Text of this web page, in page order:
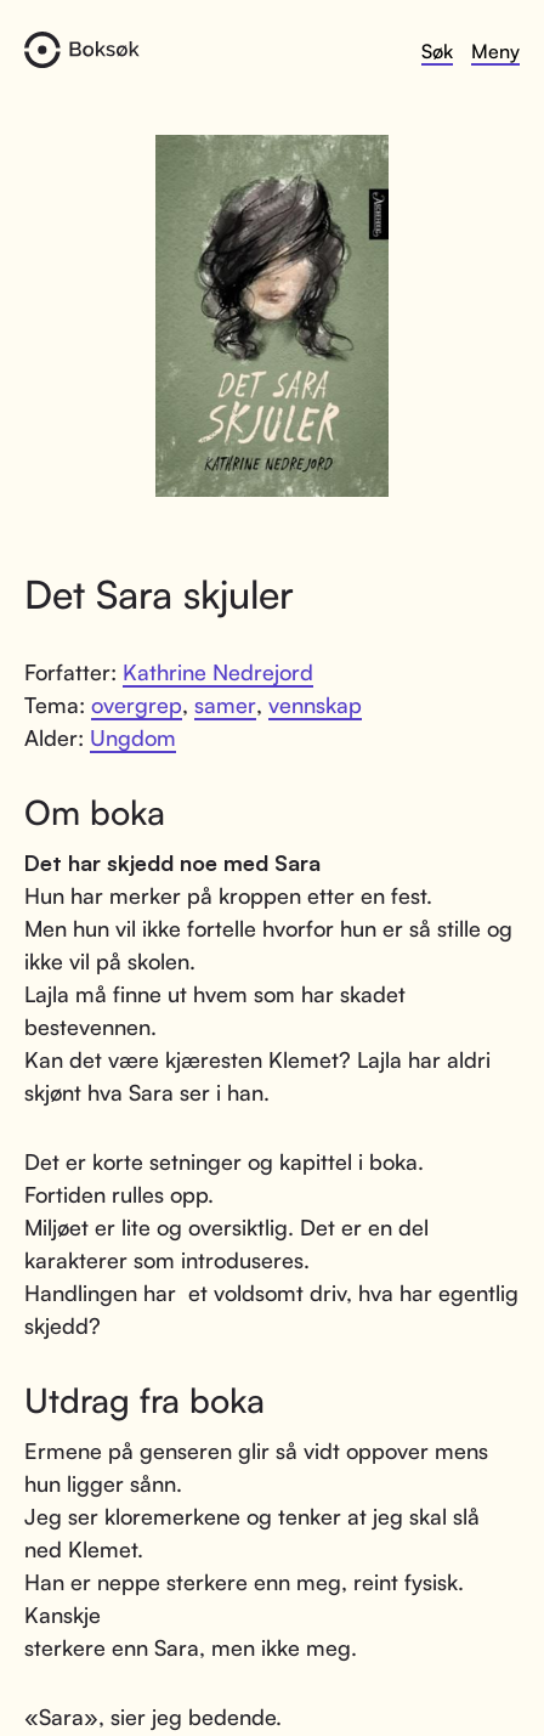
Søk Meny
Det Sara skjuler
Forfatter: Kathrine Nedrejord
Tema: overgrep, samer, vennskap
Alder: Ungdom
Om boka
Det har skjedd noe med Sara
Hun har merker på kroppen etter en fest.
Men hun vil ikke fortelle hvorfor hun er så stille og
ikke vil på skolen.
Lajla må finne ut hvem som har skadet
bestevennen.
Kan det være kjæresten Klemet? Lajla har aldri
skjønt hva Sara ser i han.
Det er korte setninger og kapittel i boka.
Fortiden rulles opp.
Miljøet er lite og oversiktlig. Det er en del
karakterer som introduseres.
Handlingen har et voldsomt driv, hva har egentlig
skjedd?
Utdrag fra boka
Ermene på genseren glir så vidt oppover mens
hun ligger sånn.
Jeg ser kloremerkene og tenker at jeg skal slå
ned Klemet.
Han er neppe sterkere enn meg, reint fysisk.
Kanskje
sterkere enn Sara, men ikke meg.
«Sara», sier jeg bedende.